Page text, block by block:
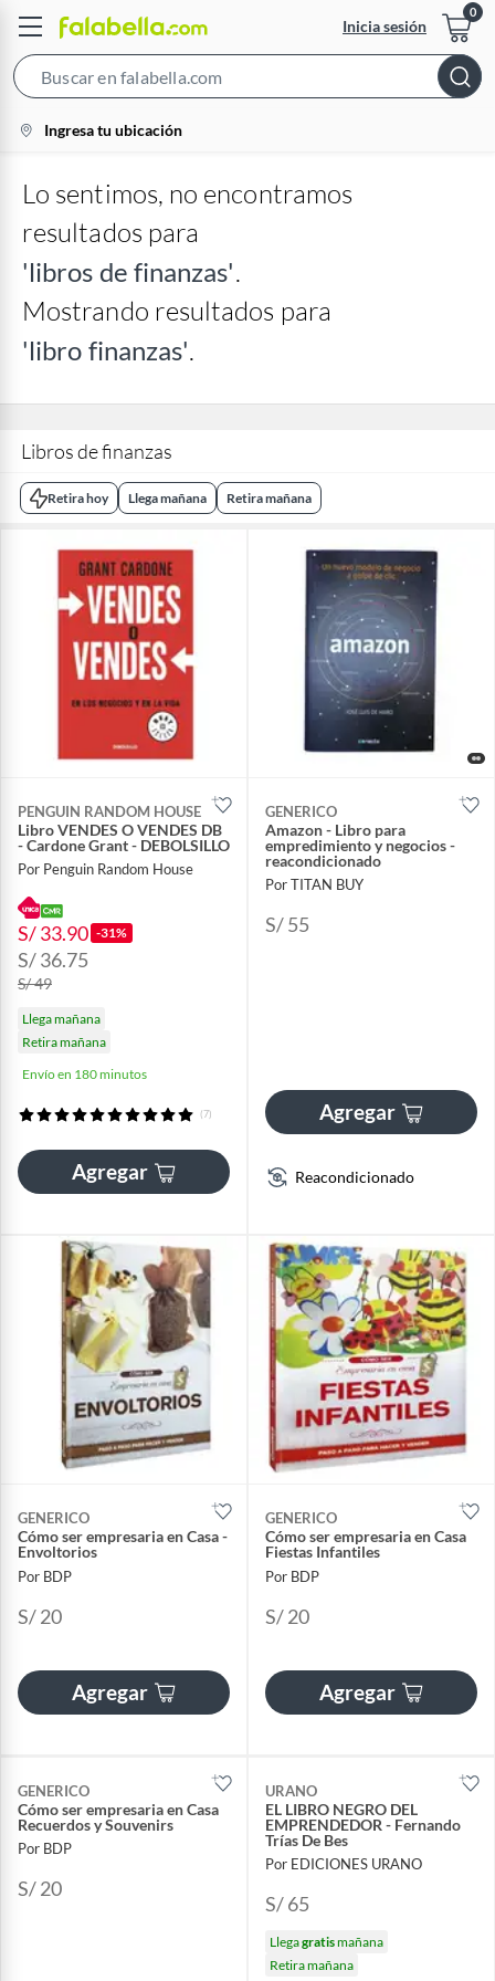
Inicia sesión
Bar
location-
icon
Ingresa tu ubicación
Lo sentimos, no encontramos
resultados para
'libros de finanzas'.
Mostrando resultados para
'libro finanzas'.
Libros de finanzas
Retira hoy Llega mañana Retira mañana
PENGUIN RANDOM HOUSE
Libro VENDES O VENDES DB
- Cardone Grant - DEBOLSILLO
Por Penguin Random House
S/ 33.90 -31%
S/ 36.75
S/ 49
Llega mañana
Retira mañana
Envío en 180 minutos
(7)
Agregar
GENERICO
Amazon - Libro para
empredimiento y negocios -
reacondicionado
Por TITAN BUY
S/ 55
Agregar
Reacondicionado
GENERICO
Cómo ser empresaria en Casa -
Envoltorios
Por BDP
S/ 20
Agregar
GENERICO
Cómo ser empresaria en Casa
Fiestas Infantiles
Por BDP
S/ 20
Agregar
GENERICO
Cómo ser empresaria en Casa
Recuerdos y Souvenirs
Por BDP
S/ 20
URANO
EL LIBRO NEGRO DEL
EMPRENDEDOR - Fernando
Trías De Bes
Por EDICIONES URANO
S/ 65
Llegagratismañana
Retira mañana